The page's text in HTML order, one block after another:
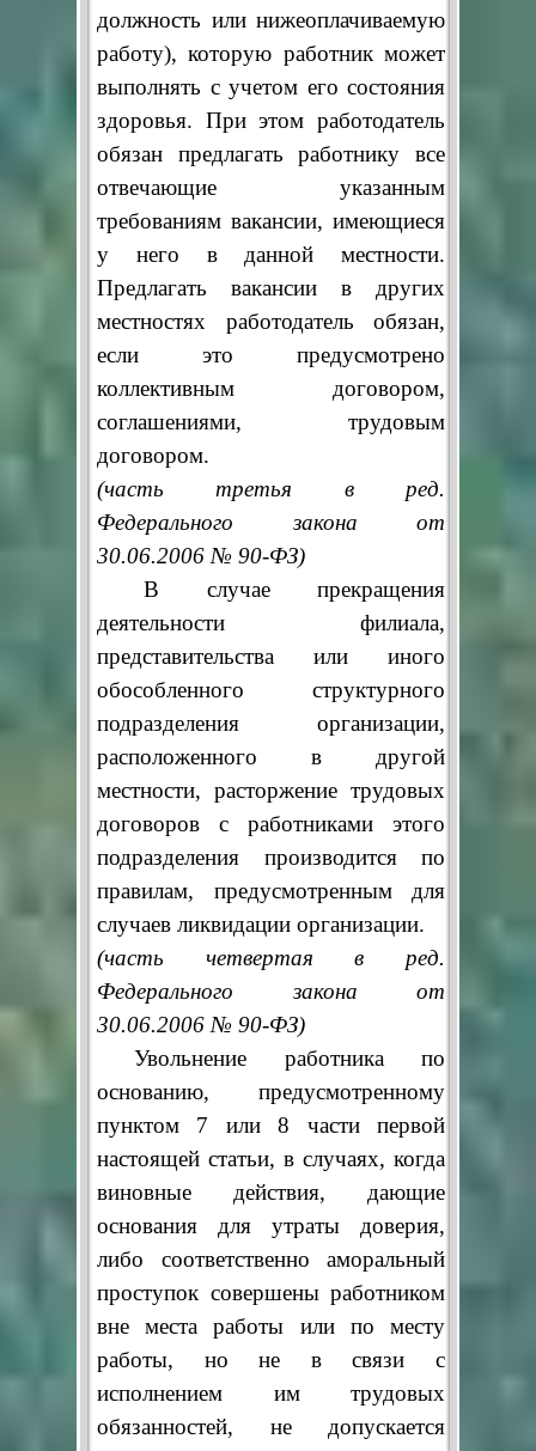
должность или нижеоплачиваемую
работу), которую работник может
выполнять с учетом его состояния
здоровья. При этом работодатель
обязан предлагать работнику все
отвечающие указанным
требованиям вакансии, имеющиеся
у него в данной местности.
Предлагать вакансии в других
местностях работодатель обязан,
если это предусмотрено
коллективным договором,
соглашениями, трудовым
договором.
(часть третья в ред.
Федерального закона от
30.06.2006 № 90-ФЗ)
В случае прекращения
деятельности филиала,
представительства или иного
обособленного структурного
подразделения организации,
расположенного в другой
местности, расторжение трудовых
договоров с работниками этого
подразделения производится по
правилам, предусмотренным для
случаев ликвидации организации.
(часть четвертая в ред.
Федерального закона от
30.06.2006 № 90-ФЗ)
Увольнение работника по
основанию, предусмотренному
пунктом 7 или 8 части первой
настоящей статьи, в случаях, когда
виновные действия, дающие
основания для утраты доверия,
либо соответственно аморальный
проступок совершены работником
вне места работы или по месту
работы, но не в связи с
исполнением им трудовых
обязанностей, не допускается